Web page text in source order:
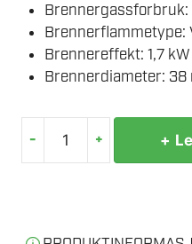
Brennergassforbruk:
Brennerflammetype:
Brennereffekt: 1,7 kW
Brennerdiameter: 38
-
SIEVERT
antall
+ +